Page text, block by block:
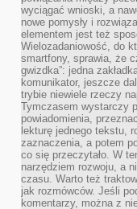
wyciągać wnioski, a
nowe pomysły i
elementem jest też
Wielozadaniowość, do
smartfony, sprawia, że
gwizdka”: jedna
komunikator, jeszcze
trybie niewiele rzeczy
Tymczasem wystarczy
powiadomienia,
lekturę jednego tekstu,
zaznaczenia, a potem
co się przeczytało. W
narzędziem rozwoju, a
czasu. Warto też
jak rozmówców. Jeśli
komentarzy, można z